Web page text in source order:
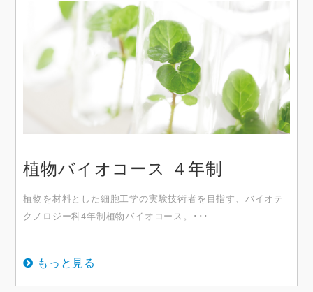
植物バイオコース ４年制
植物を材料とした細胞工学の実験技術者を目指す、バイオテ
クノロジー科4年制植物バイオコース。･･･
もっと見る